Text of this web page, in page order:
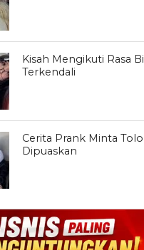
Kisah Mengikuti Rasa
Terkendali
Cerita Prank Minta
Dipuaskan